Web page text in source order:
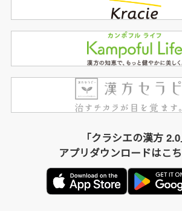
「クラシエの漢方 2.0
アプリダウンロードはこ